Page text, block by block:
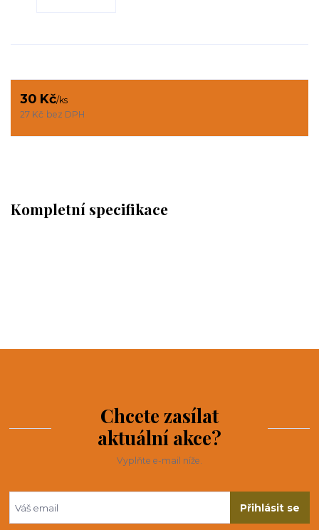
30 Kč/ks
27 Kč bez DPH
Kompletní specifikace
Chcete zasílat
aktuální akce?
Vyplňte e-mail níže.
Přihlásit se